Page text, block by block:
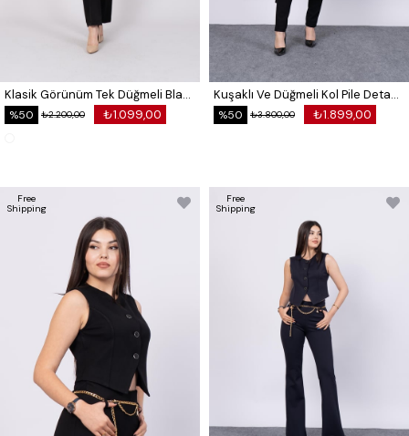
Klasik Görünüm Tek Düğmeli Blazer Ceket 8614
₺1.099,00
₺2.200,00
%50
Kuşaklı Ve Düğmeli Kol Pile Detaylı Kaşe Palto Kaban 2579
₺1.899,00
₺3.800,00
%50
Free
Shipping
Free
Shipping